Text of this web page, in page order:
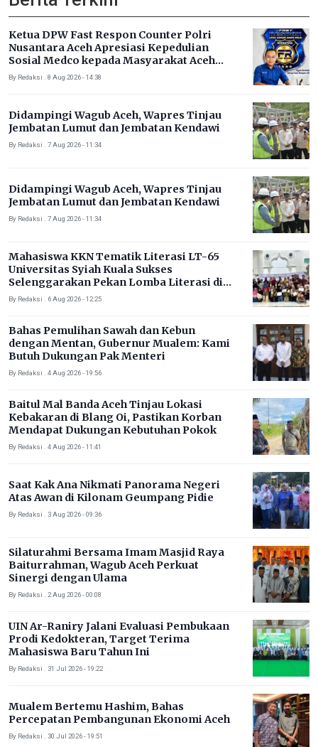
Ketua DPW Fast Respon Counter Polri
Nusantara Aceh Apresiasi Kepedulian
Sosial Medco kepada Masyarakat Aceh
Timur
By Redaksi . 8 Aug 2026 - 14:38
Didampingi Wagub Aceh, Wapres Tinjau
Jembatan Lumut dan Jembatan Kendawi
By Redaksi . 7 Aug 2026 - 11:34
Didampingi Wagub Aceh, Wapres Tinjau
Jembatan Lumut dan Jembatan Kendawi
By Redaksi . 7 Aug 2026 - 11:34
Mahasiswa KKN Tematik Literasi LT-65
Universitas Syiah Kuala Sukses
Selenggarakan Pekan Lomba Literasi di
Gampong Rhieng Blang
By Redaksi . 6 Aug 2026 - 12:25
Bahas Pemulihan Sawah dan Kebun
dengan Mentan, Gubernur Mualem: Kami
Butuh Dukungan Pak Menteri
By Redaksi . 4 Aug 2026 - 19:56
Baitul Mal Banda Aceh Tinjau Lokasi
Kebakaran di Blang Oi, Pastikan Korban
Mendapat Dukungan Kebutuhan Pokok
By Redaksi . 4 Aug 2026 - 11:41
Saat Kak Ana Nikmati Panorama Negeri
Atas Awan di Kilonam Geumpang Pidie
By Redaksi . 3 Aug 2026 - 09:36
Silaturahmi Bersama Imam Masjid Raya
Baiturrahman, Wagub Aceh Perkuat
Sinergi dengan Ulama
By Redaksi . 2 Aug 2026 - 00:08
UIN Ar-Raniry Jalani Evaluasi Pembukaan
Prodi Kedokteran, Target Terima
Mahasiswa Baru Tahun Ini
By Redaksi . 31 Jul 2026 - 19:22
Mualem Bertemu Hashim, Bahas
Percepatan Pembangunan Ekonomi Aceh
By Redaksi . 30 Jul 2026 - 19:51